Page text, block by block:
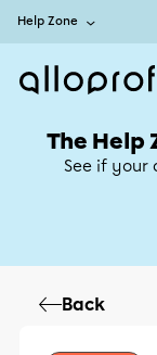
Help Zone
The Help
See if your
Back